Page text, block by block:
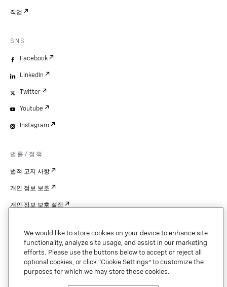
직업
SNS
Facebook
LinkedIn
Twitter
Youtube
Instagram
법률/정책
법적 고지 사항
개인 정보 보호
개인 정보 보호 설정
저작권
보안 및 신뢰
We would like to store cookies on your device to enhance site
functionality, analyze site usage, and assist in our marketing
efforts. Please use the buttons below to accept or reject all
optional cookies, or click “Cookie Settings” to customize the
purposes for which we may store these cookies.